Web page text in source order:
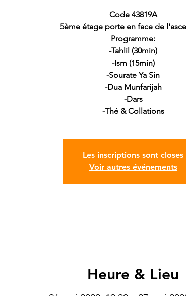
Code 43819A
5ème étage porte en face de
Programme:
-Tahlil (30min)
-Ism (15min)
-Sourate Ya Sin
-Dua Munfarijah
-Dars
-Thé & Collations
Les inscriptions sont closes
Voir autres événements
Heure & Lieu